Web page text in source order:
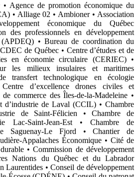
• Agence de promotion économique du
• Alliage 02 • Ambioner • Association
économique du Québec
des professionnels en développement
• Bureau de coordination du
de Québec • Centre d’études et de
en économie circulaire (CERIEC)•
les milieux insulaires et maritimes
transfert technologique en écologie
Centre d’excellence drones civiles et
de commerce des Îles-de-la-Madeleine •
d’industrie de Laval (CCIL) • Chambre
de Saint-Félicien • Chambre de
Lac-Saint-Jean-Est • Chambre de
Saguenay-Le Fjord •Chantier de
Appalaches Économique • Cité de
•Commission de développement
Nations du Québec et du Labrador
Laurentides • Conseil de développement